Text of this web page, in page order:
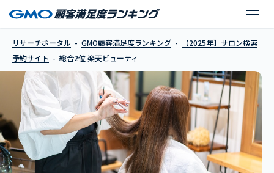
リサーチポータル GMO顧客満足度ランキング
【2025年】サロン検索
予約サイト
総合2位 楽天ビューティ